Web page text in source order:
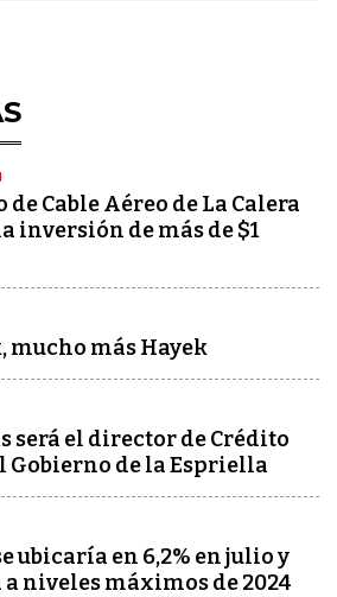
de Cable Aéreo de La Calera
inversión de más de $1
mucho más Hayek
será el director de Crédito
Gobierno de la Espriella
ubicaría en 6,2% en julio y
niveles máximos de 2024